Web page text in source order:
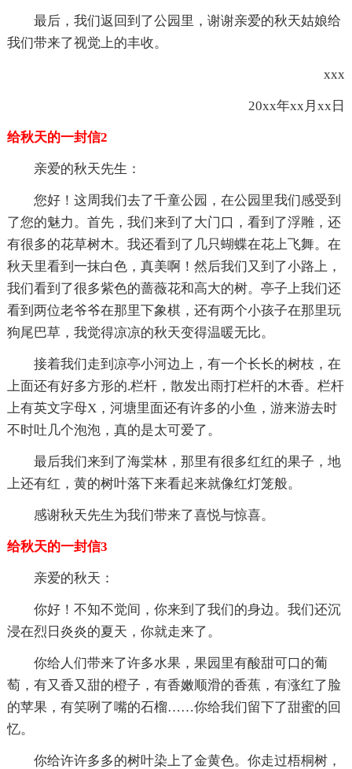
最后，我们返回到了公园里，谢谢亲爱的秋天姑娘给
我们带来了视觉上的丰收。
xxx
20xx年xx月xx日
给秋天的一封信2
亲爱的秋天先生：
您好！这周我们去了千童公园，在公园里我们感受到
了您的魅力。首先，我们来到了大门口，看到了浮雕，还
有很多的花草树木。我还看到了几只蝴蝶在花上飞舞。在
秋天里看到一抹白色，真美啊！然后我们又到了小路上，
我们看到了很多紫色的蔷薇花和高大的树。亭子上我们还
看到两位老爷爷在那里下象棋，还有两个小孩子在那里玩
狗尾巴草，我觉得凉凉的秋天变得温暖无比。
接着我们走到凉亭小河边上，有一个长长的树枝，在
上面还有好多方形的.栏杆，散发出雨打栏杆的木香。栏杆
上有英文字母X，河塘里面还有许多的小鱼，游来游去时
不时吐几个泡泡，真的是太可爱了。
最后我们来到了海棠林，那里有很多红红的果子，地
上还有红，黄的树叶落下来看起来就像红灯笼般。
感谢秋天先生为我们带来了喜悦与惊喜。
给秋天的一封信3
亲爱的秋天：
你好！不知不觉间，你来到了我们的身边。我们还沉
浸在烈日炎炎的夏天，你就走来了。
你给人们带来了许多水果，果园里有酸甜可口的葡
萄，有又香又甜的橙子，有香嫩顺滑的香蕉，有涨红了脸
的苹果，有笑咧了嘴的石榴……你给我们留下了甜蜜的回
忆。
你给许许多多的树叶染上了金黄色。你走过梧桐树，